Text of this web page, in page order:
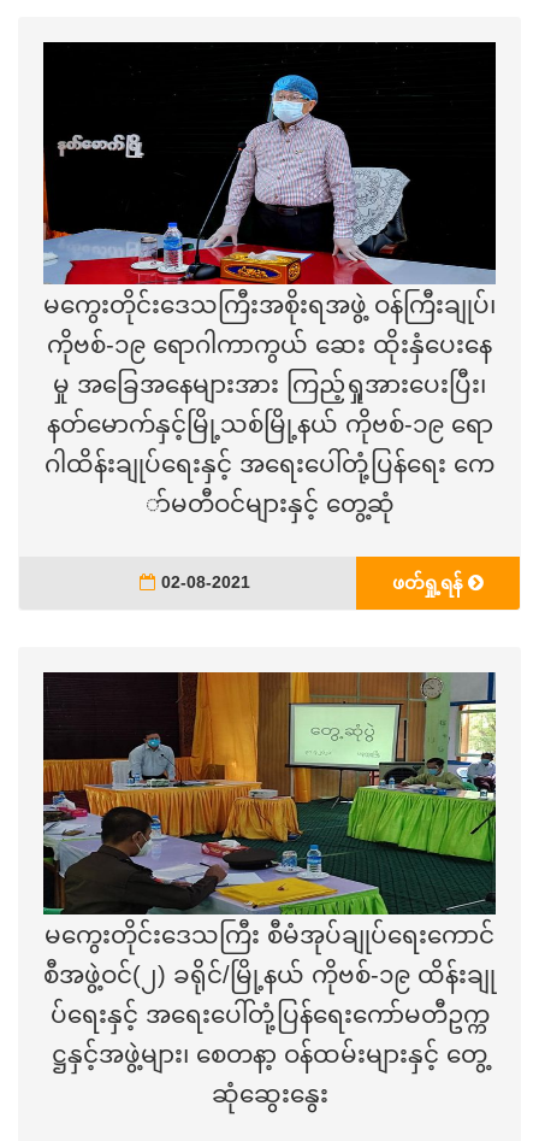
မကွေးတိုင်းဒေသကြီးအစိုးရအဖွဲ့ ဝန်ကြီးချုပ်၊
ကိုဗစ်-၁၉ ရောဂါကာကွယ် ဆေး ထိုးနှံပေးနေ
မှု အခြေအနေများအား ကြည့်ရှုအားပေးပြီး၊
နတ်မောက်နှင့်မြို့သစ်မြို့နယ် ကိုဗစ်-၁၉ ရော
ဂါထိန်းချုပ်ရေးနှင့် အရေးပေါ်တုံ့ပြန်ရေး ကေ
ာ်မတီဝင်များနှင့် တွေ့ဆုံ
02-08-2021 ဖတ်ရှု့ရန်
မကွေးတိုင်းဒေသကြီး စီမံအုပ်ချုပ်ရေးကောင်
စီအဖွဲ့ဝင်(၂) ခရိုင်/မြို့နယ် ကိုဗစ်-၁၉ ထိန်းချု
ပ်ရေးနှင့် အရေးပေါ်တုံ့ပြန်ရေးကော်မတီဥက္က
ဋ္ဌနှင့်အဖွဲ့များ၊ စေတနာ့ ဝန်ထမ်းများနှင့် တွေ့
ဆုံဆွေးနွေး